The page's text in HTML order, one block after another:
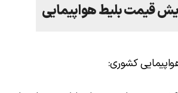
قیمت بلیط هواپیمایی
کشوری: